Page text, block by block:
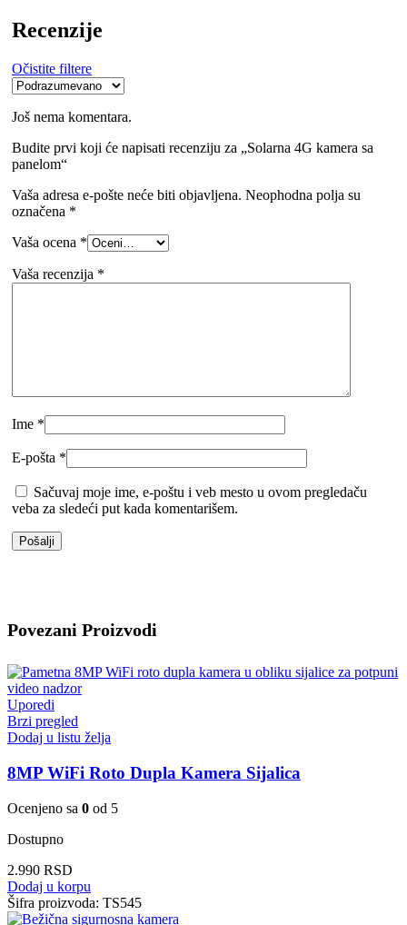
Recenzije
Očistite filtere
Još nema komentara.
Budite prvi koji će napisati recenziju za „Solarna 4G kamera sa
panelom“
Vaša adresa e-pošte neće biti objavljena. Neophodna polja su
označena *
Vaša ocena *
Vaša recenzija *
Ime *
E-pošta *
Sačuvaj moje ime, e-poštu i veb mesto u ovom pregledaču
veba za sledeći put kada komentarišem.
Povezani Proizvodi
Uporedi
Brzi pregled
Dodaj u listu želja
8MP WiFi Roto Dupla Kamera Sijalica
Ocenjeno sa 0 od 5
Dostupno
2.990 RSD
Dodaj u korpu
Šifra proizvoda: TS545